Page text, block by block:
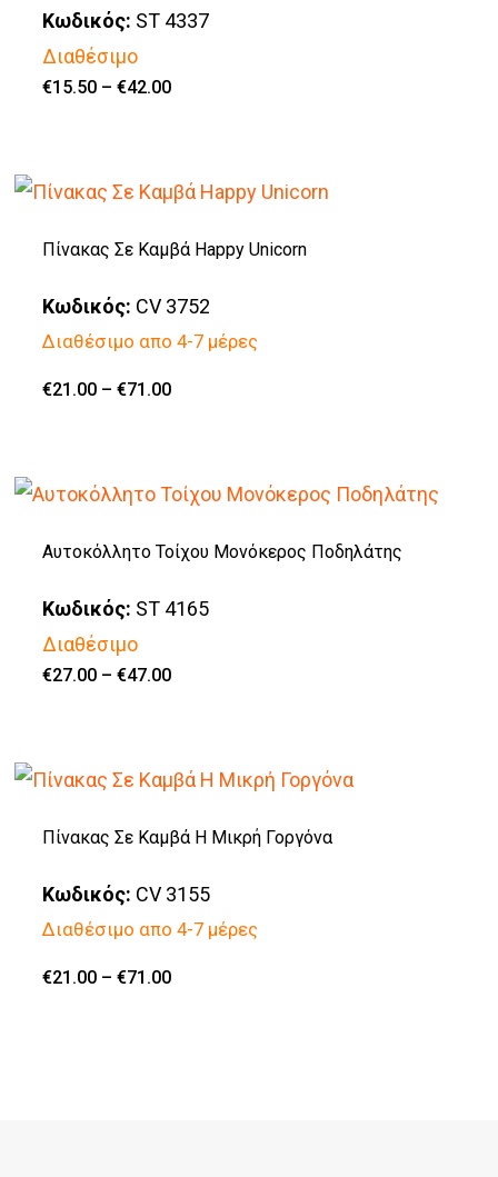
Κωδικός: ST 4337
Διαθέσιμο
€15.50 – €42.00Price
Αυτό
έχει
πολλαπλές
Οι
επιλογές
μπορούν
στη
του
Πίνακας Σε Καμβά Happy Unicorn
Κωδικός: CV 3752
Διαθέσιμο απο 4-7 μέρες
€21.00 – €71.00Price
Αυτό
έχει
πολλαπλές
Οι
επιλογές
μπορούν
στη
σελίδα
προϊόντος
Αυτοκόλλητο Τοίχου Μονόκερος Ποδηλάτης
Κωδικός: ST 4165
Διαθέσιμο
€27.00 – €47.00Price
Αυτό
έχει
πολλαπλές
Οι
επιλογές
μπορούν
Πίνακας Σε Καμβά Η Μικρή Γοργόνα
Κωδικός: CV 3155
Διαθέσιμο απο 4-7 μέρες
€21.00 – €71.00Price
Αυτό